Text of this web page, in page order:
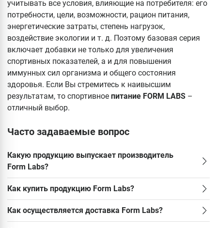
учитывать все условия, влияющие на потребителя: его
потребности, цели, возможности, рацион питания,
энергетические затраты, степень нагрузок,
воздействие экологии и т. д. Поэтому базовая серия
включает добавки не только для увеличения
спортивных показателей, а и для повышения
иммунных сил организма и общего состояния
здоровья. Если Вы стремитесь к наивысшим
результатам, то спортивное питание FORM LABS –
отличный выбор.
Часто задаваемые вопрос
Какую продукцию выпускает производитель
Form Labs?
Как купить продукцию Form Labs?
Как осуществляется доставка Form Labs?